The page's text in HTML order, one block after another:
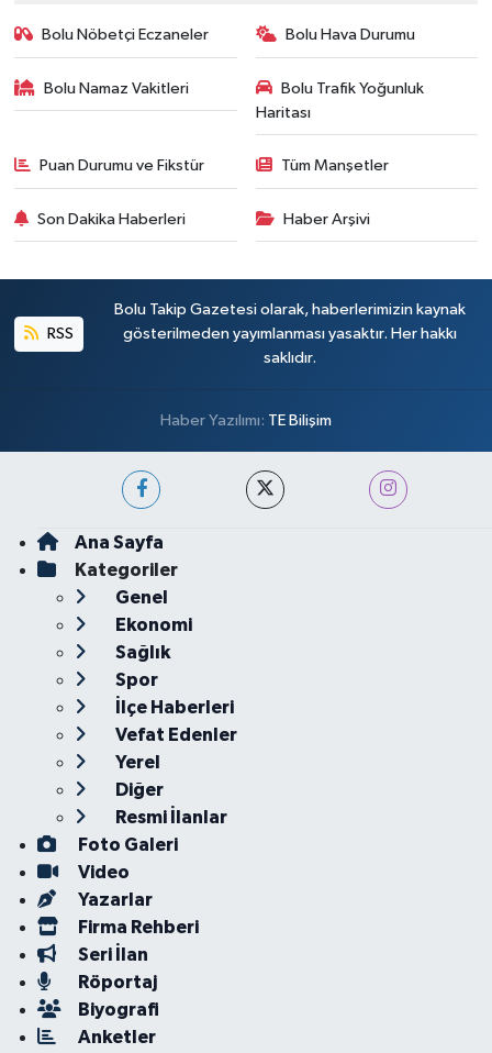
Bolu Nöbetçi Eczaneler Bolu Hava Durumu
Bolu Namaz Vakitleri
Bolu Trafik Yoğunluk
Haritası
Puan Durumu ve Fikstür Tüm Manşetler
Son Dakika Haberleri Haber Arşivi
RSS
Bolu Takip Gazetesi olarak, haberlerimizin kaynak
gösterilmeden yayımlanması yasaktır. Her hakkı
saklıdır.
Haber Yazılımı: TE Bilişim
Ana Sayfa
Kategoriler
Genel
Ekonomi
Sağlık
Spor
İlçe Haberleri
Vefat Edenler
Yerel
Diğer
Resmi İlanlar
Foto Galeri
Video
Yazarlar
Firma Rehberi
Seri İlan
Röportaj
Biyografi
Anketler